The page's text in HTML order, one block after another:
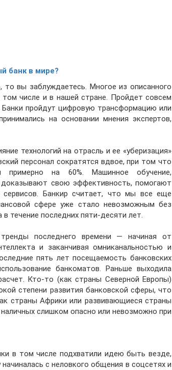
банк в мире?
вы заблуждаетесь. Многое из описанного
числе и в нашей стране. Пройдет совсем
пройдут цифровую трансформацию или
на основании мнения экспертов,
технологий на отрасль и ее «уберизация»
персонал сократятся вдвое, при том что
примерно на 60%. Машинное обучение,
доказывают свою эффективность, помогают
Банкир считает, что мы все еще
сфере уже стало невозможным без
течение последних пяти-десяти лет.
последнего времени — начиная от
и заканчивая омниканальностью и
пять лет посещаемость банковских
банкоматов. Раньше выходила
Кто-то (как страны Северной Европы)
степени развития банковской сферы, что
страны Африки или развивающиеся страны
слишком опасно или невозможно при
в том числе подхватили идею быть везде,
с неловкого общения в соцсетях и